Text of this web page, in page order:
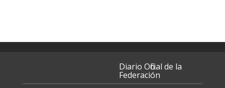
Diario Oficial de la
Federación